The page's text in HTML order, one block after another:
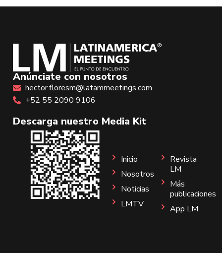
Anúnciate con nosotros
hector.floresm@latammeetings.com
+52 55 2090 9106
Descarga nuestro Media Kit
Inicio
Nosotros
Noticias
LMTV
Revista
LM
Más
publicaciones
App LM